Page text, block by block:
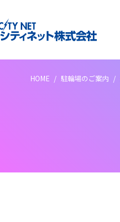
ィネット株式会社
HOME 駐輪場のご案内